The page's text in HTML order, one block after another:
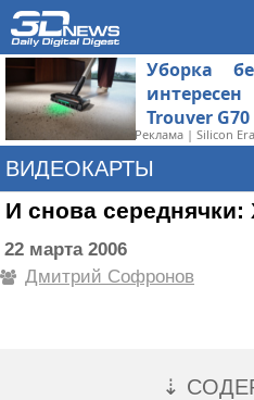
Уборка
Trouver
Реклама | Silicon
ВИДЕОКАРТЫ
И снова середнячки:
22 марта 2006
Дмитрий Софронов
⇣